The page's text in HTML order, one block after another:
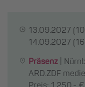
13.09.2027
14.09.2027
Präsenz
ARD.ZDF